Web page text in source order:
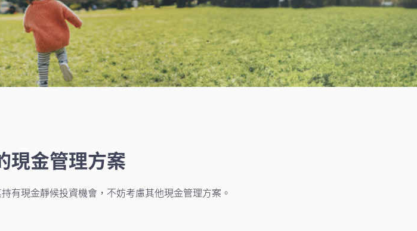
現金管理方案
有現金靜候投資機會，不妨考慮其他現金管理方案。